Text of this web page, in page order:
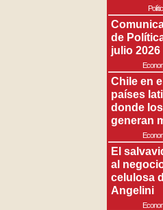
de
julio 2026
Chile en
países
donde
generan
El
al
celulosa
Angelini